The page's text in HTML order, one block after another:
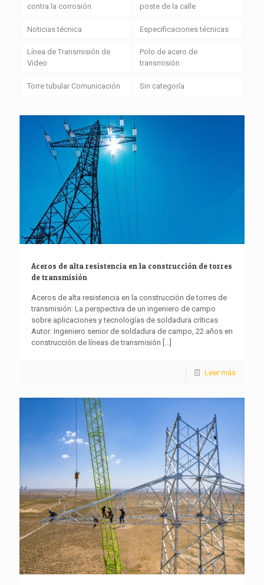
contra la corrosión
poste de la calle
Noticias técnica Especificaciones técnicas
Línea de Transmisión de
Video
Polo de acero de
transmisión
Torre tubular Comunicación Sin categoría
Aceros de alta resistencia en la construcción de torres
de transmisión
Aceros de alta resistencia en la construcción de torres de
transmisión: La perspectiva de un ingeniero de campo
sobre aplicaciones y tecnologías de soldadura críticas
Autor: Ingeniero senior de soldadura de campo, 22 años en
construcción de líneas de transmisión [...]
Leer más